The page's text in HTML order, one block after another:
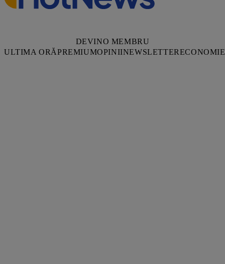
DEVINO MEMBRU
ULTIMA ORĂPREMIUMOPINIINEWSLETTERECONOMIE